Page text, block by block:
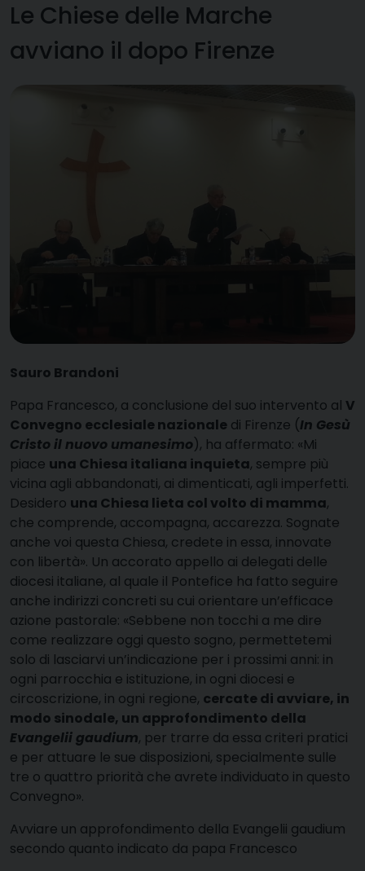
Le Chiese delle Marche
avviano il dopo Firenze
Sauro Brandoni
Papa Francesco, a conclusione del suo intervento al V
Convegno ecclesiale nazionale di Firenze (In Gesù
Cristo il nuovo umanesimo), ha affermato: «Mi
piace una Chiesa italiana inquieta, sempre più
vicina agli abbandonati, ai dimenticati, agli imperfetti.
Desidero una Chiesa lieta col volto di mamma,
che comprende, accompagna, accarezza. Sognate
anche voi questa Chiesa, credete in essa, innovate
con libertà». Un accorato appello ai delegati delle
diocesi italiane, al quale il Pontefice ha fatto seguire
anche indirizzi concreti su cui orientare un’efficace
azione pastorale: «Sebbene non tocchi a me dire
come realizzare oggi questo sogno, permettetemi
solo di lasciarvi un’indicazione per i prossimi anni: in
ogni parrocchia e istituzione, in ogni diocesi e
circoscrizione, in ogni regione, cercate di avviare, in
modo sinodale, un approfondimento della
Evangelii gaudium, per trarre da essa criteri pratici
e per attuare le sue disposizioni, specialmente sulle
tre o quattro priorità che avrete individuato in questo
Convegno».
Avviare un approfondimento della Evangelii gaudium
secondo quanto indicato da papa Francesco